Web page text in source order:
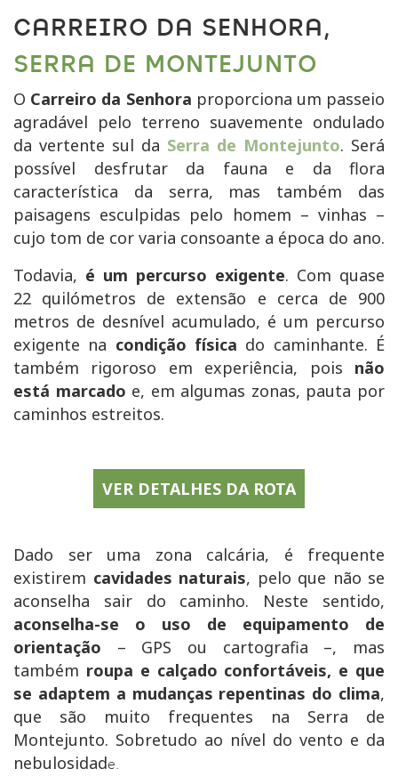
CARREIRO DA SENHORA,
SERRA DE MONTEJUNTO
O Carreiro da Senhora proporciona um passeio
agradável pelo terreno suavemente ondulado
da vertente sul da Serra de Montejunto. Será
possível desfrutar da fauna e da flora
característica da serra, mas também das
paisagens esculpidas pelo homem – vinhas –
cujo tom de cor varia consoante a época do ano.
Todavia, é um percurso exigente. Com quase
22 quilómetros de extensão e cerca de 900
metros de desnível acumulado, é um percurso
exigente na condição física do caminhante. É
também rigoroso em experiência, pois não
está marcado e, em algumas zonas, pauta por
caminhos estreitos.
VER DETALHES DA ROTA
Dado ser uma zona calcária, é frequente
existirem cavidades naturais, pelo que não se
aconselha sair do caminho. Neste sentido,
aconselha-se o uso de equipamento de
orientação – GPS ou cartografia –, mas
também roupa e calçado confortáveis, e que
se adaptem a mudanças repentinas do clima,
que são muito frequentes na Serra de
Montejunto. Sobretudo ao nível do vento e da
nebulosidade.